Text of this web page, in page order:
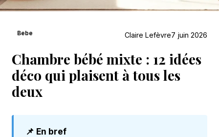
Bebe Claire Lefèvre7 juin 2026
Chambre bébé mixte : 12 idées
déco qui plaisent à tous les
deux
📌 En bref